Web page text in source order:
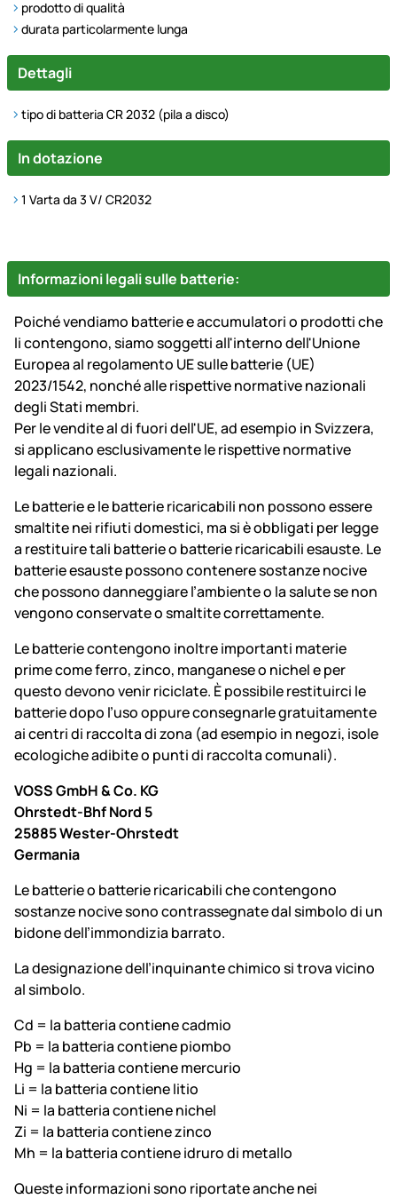
prodotto di qualità
durata particolarmente lunga
Dettagli
tipo di batteria CR 2032 (pila a disco)
In dotazione
1 Varta da 3 V/ CR2032
Informazioni legali sulle batterie:
Poiché vendiamo batterie e accumulatori o prodotti che
li contengono, siamo soggetti all'interno dell'Unione
Europea al regolamento UE sulle batterie (UE)
2023/1542, nonché alle rispettive normative nazionali
degli Stati membri.
Per le vendite al di fuori dell'UE, ad esempio in Svizzera,
si applicano esclusivamente le rispettive normative
legali nazionali.
Le batterie e le batterie ricaricabili non possono essere
smaltite nei rifiuti domestici, ma si è obbligati per legge
a restituire tali batterie o batterie ricaricabili esauste. Le
batterie esauste possono contenere sostanze nocive
che possono danneggiare l’ambiente o la salute se non
vengono conservate o smaltite correttamente.
Le batterie contengono inoltre importanti materie
prime come ferro, zinco, manganese o nichel e per
questo devono venir riciclate. È possibile restituirci le
batterie dopo l’uso oppure consegnarle gratuitamente
ai centri di raccolta di zona (ad esempio in negozi, isole
ecologiche adibite o punti di raccolta comunali).
VOSS GmbH & Co. KG
Ohrstedt-Bhf Nord 5
25885 Wester-Ohrstedt
Germania
Le batterie o batterie ricaricabili che contengono
sostanze nocive sono contrassegnate dal simbolo di un
bidone dell’immondizia barrato.
La designazione dell’inquinante chimico si trova vicino
al simbolo.
Cd = la batteria contiene cadmio
Pb = la batteria contiene piombo
Hg = la batteria contiene mercurio
Li = la batteria contiene litio
Ni = la batteria contiene nichel
Zi = la batteria contiene zinco
Mh = la batteria contiene idruro di metallo
Queste informazioni sono riportate anche nei